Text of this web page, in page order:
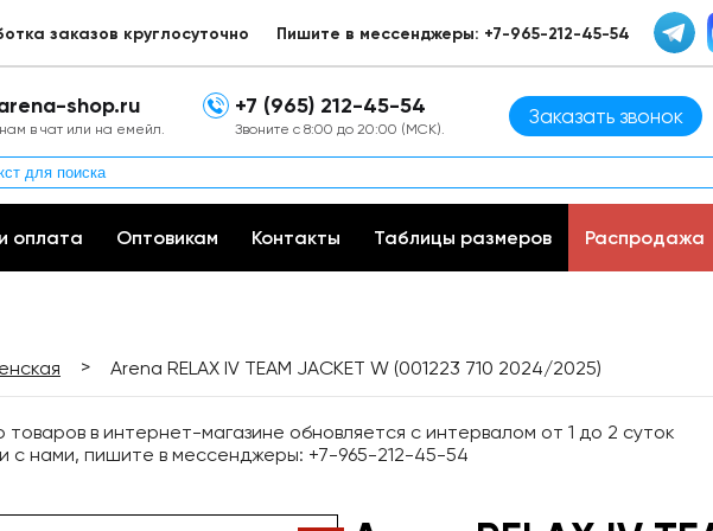
заказов круглосуточно Пишите в мессенджеры: +7-965-212-45-54
shop.ru
в чат или на емейл.
+7 (965) 212-45-54
Звоните с 8:00 до 20:00 (МСК).
Заказать звонок
оплата Оптовикам Контакты Таблицы размеров Распродажа
> Arena RELAX IV TEAM JACKET W (001223 710 2024/2025)
в интернет-магазине обновляется с интервалом от 1 до 2 суток
с нами, пишите в мессенджеры: +7-965-212-45-54